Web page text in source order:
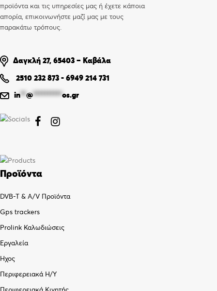
προϊόντα και τις υπηρεσίες μας ή έχετε κάποια
απορία, επικοινωνήστε μαζί μας με τους
παρακάτω τρόπους.
Δαγκλή 27, 65403 – Καβάλα
2510 232 873 - 6949 214 731
in**@**********os.gr
 
Προϊόντα
DVB-T & A/V Προϊόντα
Gps trackers
Prolink Καλωδιώσεις
Εργαλεία
Ήχος
Περιφερειακά Η/Υ